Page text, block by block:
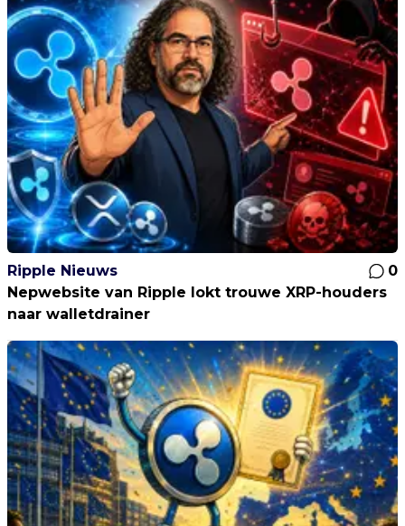
Ripple Nieuws
0
Nepwebsite van Ripple lokt trouwe XRP-houders
naar walletdrainer